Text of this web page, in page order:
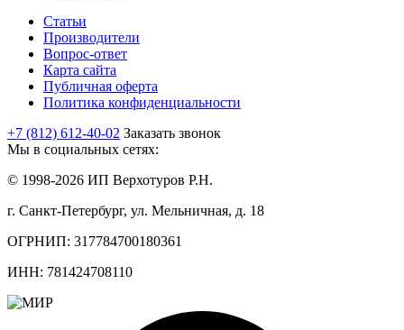
Статьи
Производители
Вопрос-ответ
Карта сайта
Публичная оферта
Политика конфиденциальности
+7 (812) 612-40-02 Заказать звонок
Мы в социальных сетях:
© 1998-2026 ИП Верхотуров Р.Н.
г. Санкт-Петербург, ул. Мельничная, д. 18
ОГРНИП: 317784700180361
ИНН: 781424708110